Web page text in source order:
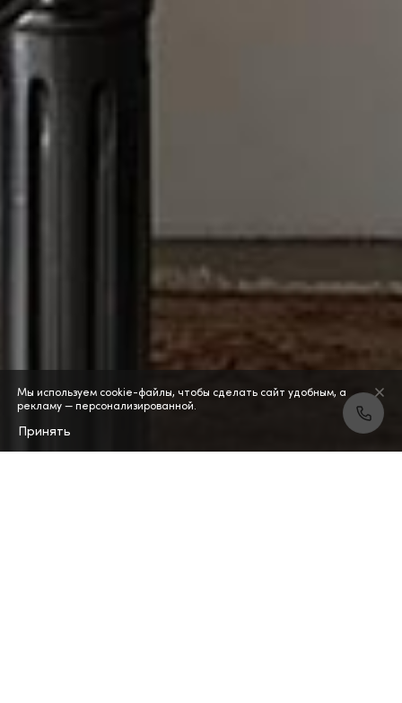
Мы используем cookie-файлы, чтобы сделать сайт удобным, а
рекламу — персонализированной.
Принять